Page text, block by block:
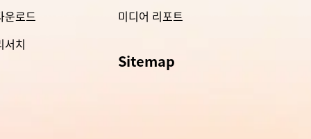
로드
치
미디어 리포트
Sitemap